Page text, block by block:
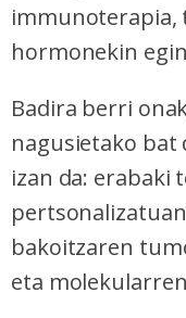
immunoterapia,
hormonekin
Badira berri
nagusietako
izan da: erabaki
bakoitzaren
eta